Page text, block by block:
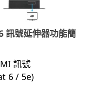
訊號延伸器功能簡
訊號
6 / 5e)